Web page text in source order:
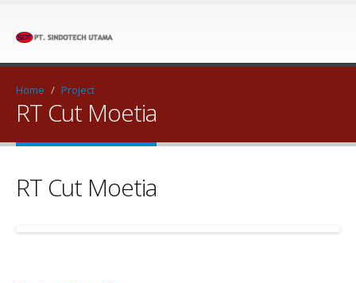
Home / Project
RT Cut Moetia
RT Cut Moetia